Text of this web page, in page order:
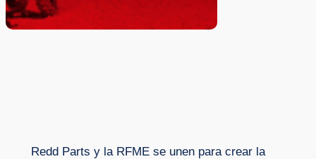
Redd Parts y la RFME se unen para crear la